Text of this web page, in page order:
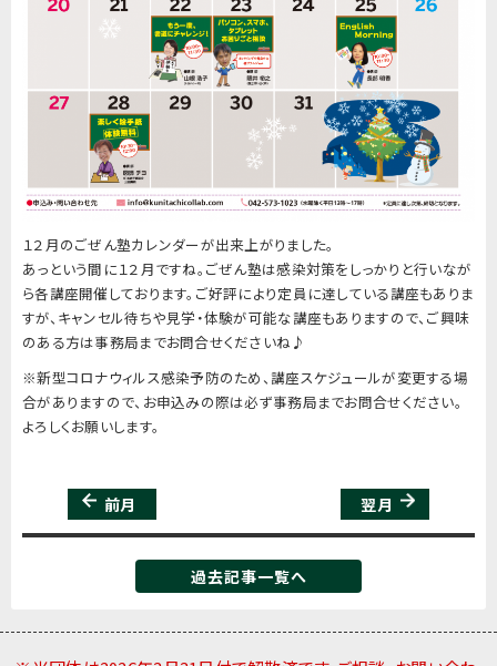
１２月のごぜん塾カレンダーが出来上がりました。
あっという間に１２月ですね。ごぜん塾は感染対策をしっかりと行いなが
ら各講座開催しております。ご好評により定員に達している講座もありま
すが、キャンセル待ちや見学・体験が可能な講座もありますので、ご興味
のある方は事務局までお問合せくださいね♪
※新型コロナウィルス感染予防のため、講座スケジュールが変更する場
合がありますので、お申込みの際は必ず事務局までお問合せください。
よろしくお願いします。
前月 翌月
過去記事一覧へ